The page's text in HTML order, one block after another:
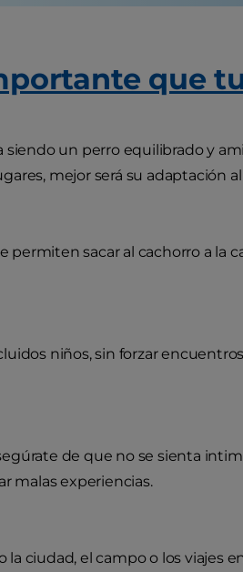
que
siendo un perro equilibrado y
mejor será su adaptación
sacar al cachorro a la
niños, sin forzar
de que no se sienta
malas experiencias.
ciudad, el campo o los viajes